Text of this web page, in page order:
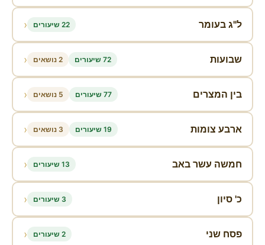
ל"ג בעומר 22 שיעורים ‹
שבועות 72 שיעורים 2 נושאים ‹
בין המצרים 77 שיעורים 5 נושאים ‹
ארבע צומות 19 שיעורים 3 נושאים ‹
חמשה עשר באב 13 שיעורים ‹
כ' סיון 3 שיעורים ‹
פסח שני 2 שיעורים ‹